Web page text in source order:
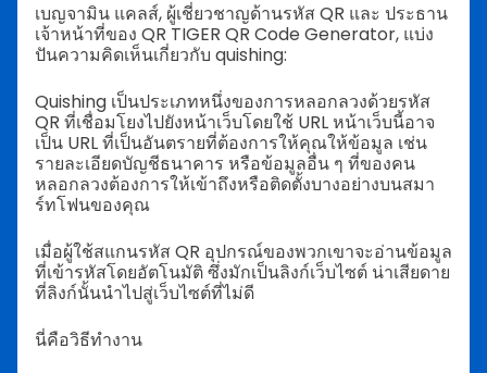
เบญจามิน แคลส์, ผู้เชี่ยวชาญด้านรหัส QR และ ประธาน
เจ้าหน้าที่ของ QR TIGER QR Code Generator, แบ่ง
ปันความคิดเห็นเกี่ยวกับ quishing:
Quishing เป็นประเภทหนึ่งของการหลอกลวงด้วยรหัส
QR ที่เชื่อมโยงไปยังหน้าเว็บโดยใช้ URL หน้าเว็บนี้อาจ
เป็น URL ที่เป็นอันตรายที่ต้องการให้คุณให้ข้อมูล เช่น
รายละเอียดบัญชีธนาคาร หรือข้อมูลอื่น ๆ ที่ของคน
หลอกลวงต้องการให้เข้าถึงหรือติดตั้งบางอย่างบนสมา
ร์ทโฟนของคุณ
เมื่อผู้ใช้สแกนรหัส QR อุปกรณ์ของพวกเขาจะอ่านข้อมูล
ที่เข้ารหัสโดยอัตโนมัติ ซึ่งมักเป็นลิงก์เว็บไซต์ น่าเสียดาย
ที่ลิงก์นั้นนำไปสู่เว็บไซต์ที่ไม่ดี
นี่คือวิธีทำงาน